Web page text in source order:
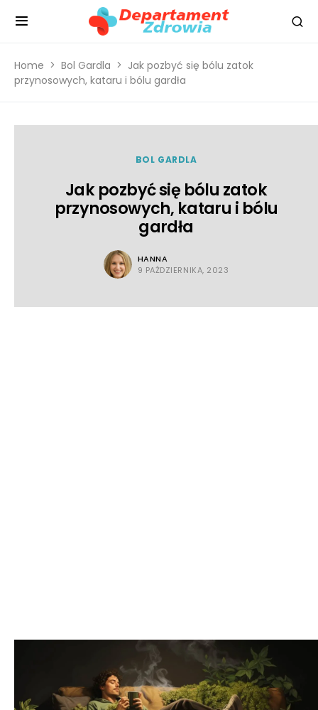
Home Bol Gardla
Jak pozbyć się bólu zatok
przynosowych, kataru i bólu gardła
BOL GARDLA
Jak pozbyć się bólu zatok
przynosowych, kataru i bólu
gardła
HANNA
9 PAŹDZIERNIKA, 2023